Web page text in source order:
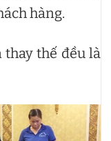
hàng.
thay thế đều là